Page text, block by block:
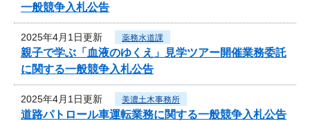
一般競争入札公告
2025年4月1日更新 薬務水道課
親子で学ぶ「血液のゆくえ」見学ツアー開催業務委託
に関する一般競争入札公告
2025年4月1日更新 美濃土木事務所
道路パトロール車運転業務に関する一般競争入札公告